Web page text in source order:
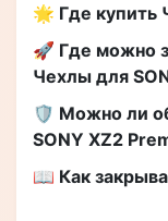
🌟 Где купить
🚀 Где можно
Чехлы для
🛡️ Можно ли
SONY XZ2
📖 Как